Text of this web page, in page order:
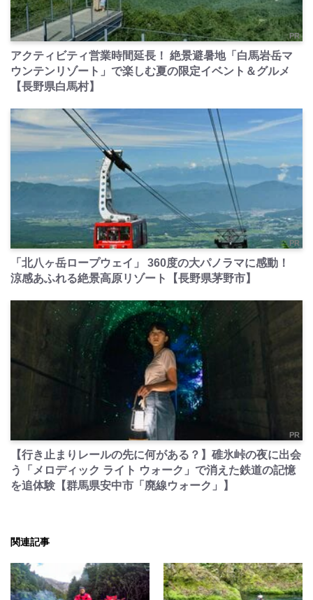
PR
アクティビティ営業時間延長！ 絶景避暑地「白馬岩岳マ
ウンテンリゾート」で楽しむ夏の限定イベント＆グルメ
【長野県白馬村】
PR
「北八ヶ岳ロープウェイ」 360度の大パノラマに感動！
涼感あふれる絶景高原リゾート【長野県茅野市】
PR
【行き止まりレールの先に何がある？】碓氷峠の夜に出会
う「メロディック ライト ウォーク」で消えた鉄道の記憶
を追体験【群馬県安中市「廃線ウォーク」】
関連記事